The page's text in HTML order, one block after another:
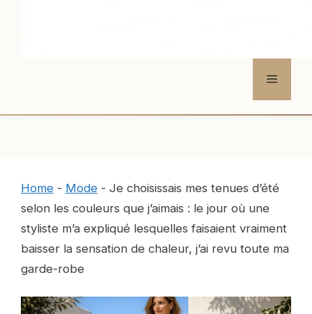
Menu
Home - Mode - Je choisissais mes tenues d’été
selon les couleurs que j’aimais : le jour où une
styliste m’a expliqué lesquelles faisaient vraiment
baisser la sensation de chaleur, j’ai revu toute ma
garde-robe